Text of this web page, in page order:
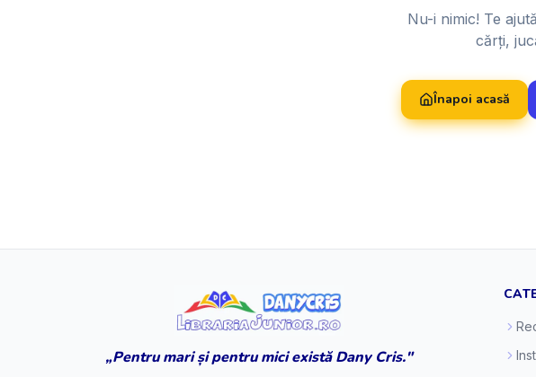
Nu-i nimic! Te
cărți,
Înapoi acasă
„Pentru mari și pentru mici există Dany Cris."